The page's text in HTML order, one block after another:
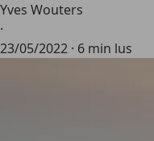
Yves Wouters
·
23/05/2022 · 6 min lus